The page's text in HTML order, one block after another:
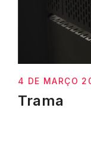
4 DE MARÇO
Trama